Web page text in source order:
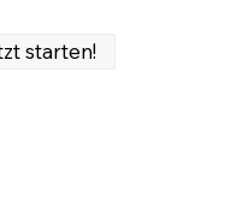
starten!